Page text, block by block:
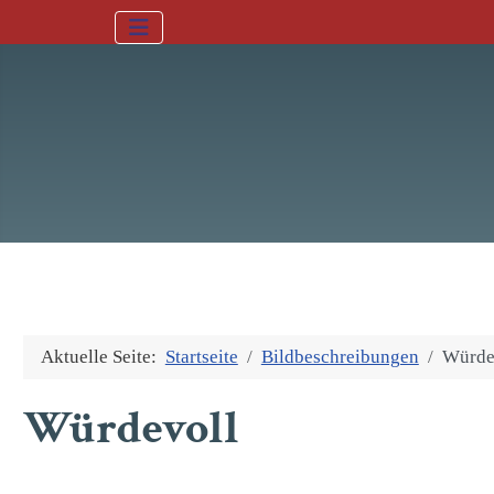
Aktuelle Seite: Startseite Bildbeschreibungen
Würdevoll